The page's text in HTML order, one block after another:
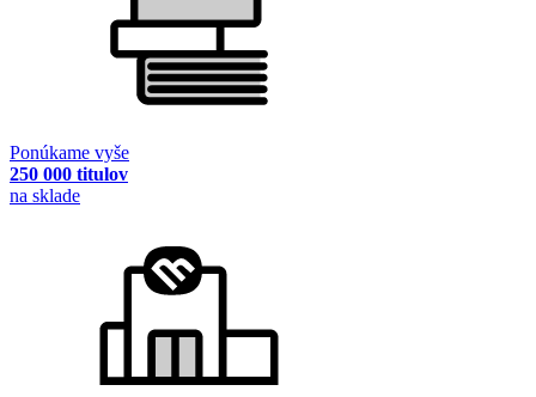
Ponúkame vyše
250 000 titulov
na sklade